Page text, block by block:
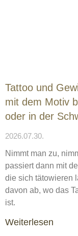
Tattoo und
mit dem Motiv
oder in der
2026.07.30.
Nimmt man zu,
passiert dann mit
die sich tätowieren
davon ab, wo das
ist.
Weiterlesen